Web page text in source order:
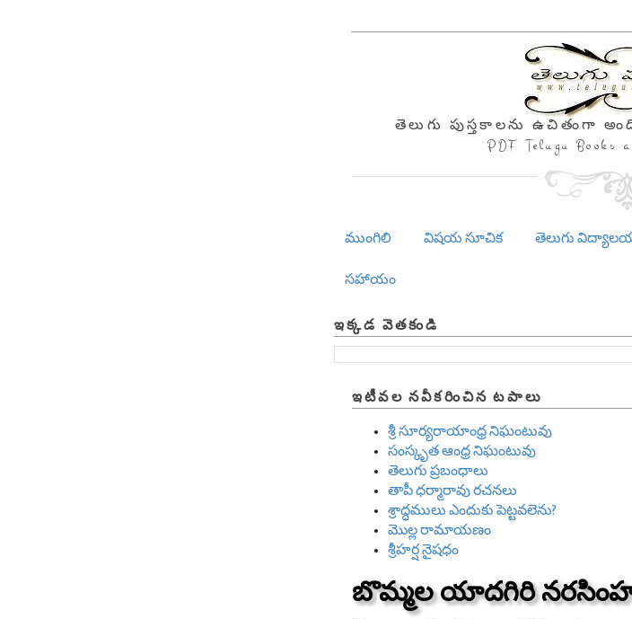
తెలుగు పుస్తకాలను ఉచితంగా
PDF Telugu Books
ముంగిలి విషయ సూచిక తెలుగు
సహాయం
ఇక్కడ వెతకండి
ఇటీవల నవీకరించిన టపాలు
శ్రీ సూర్యరాయాంధ్ర నిఘంటువు
సంస్కృత ఆంధ్ర నిఘంటువు
తెలుగు ప్రబంధాలు
తాపీ ధర్మారావు రచనలు
శ్రాద్ధములు ఎందుకు పెట్టవలెను?
మొల్ల రామాయణం
శ్రీహర్ష నైషధం
బొమ్మల యాదగిరి నరసింహ